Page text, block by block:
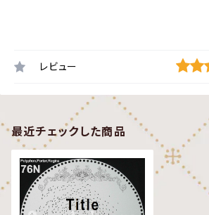
レビュー
最近チェックした商品